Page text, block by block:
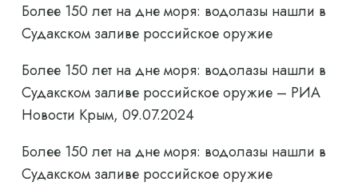
Более 150 лет на дне моря: водолазы нашли в
Судакском заливе российское оружие
Более 150 лет на дне моря: водолазы нашли в
Судакском заливе российское оружие – РИА
Новости Крым, 09.07.2024
Более 150 лет на дне моря: водолазы нашли в
Судакском заливе российское оружие